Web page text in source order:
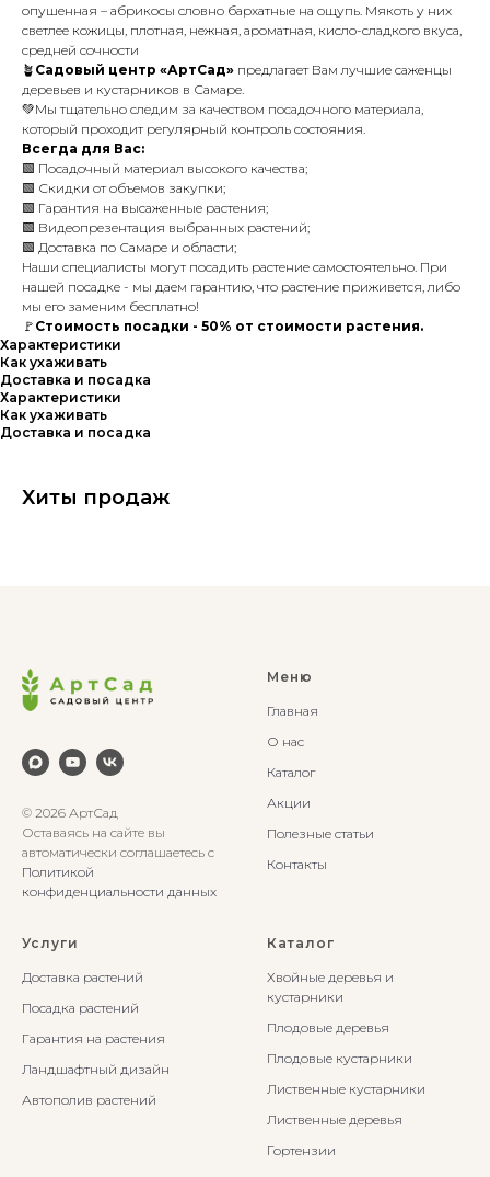
опушенная – абрикосы словно бархатные на ощупь. Мякоть у них
светлее кожицы, плотная, нежная, ароматная, кисло-сладкого вкуса,
средней сочности
🪴 Садовый центр «АртСад» предлагает Вам лучшие саженцы
деревьев и кустарников в Самаре.
💚Мы тщательно следим за качеством посадочного материала,
который проходит регулярный контроль состояния.
Всегда для Вас:
🟩 Посадочный материал высокого качества;
🟩 Скидки от объемов закупки;
🟩 Гарантия на высаженные растения;
🟩 Видеопрезентация выбранных растений;
🟩 Доставка по Самаре и области;
Наши специалисты могут посадить растение самостоятельно. При
нашей посадке - мы даем гарантию, что растение приживется, либо
мы его заменим бесплатно!
🚩 Стоимость посадки - 50% от стоимости растения.
Характеристики
Как ухаживать
Доставка и посадка
Характеристики
Как ухаживать
Доставка и посадка
Хиты продаж
© 2026 АртСад
Оставаясь на сайте вы
автоматически соглашаетесь с
Политикой
конфиденциальности данных
Меню
Главная
О нас
Каталог
Акции
Полезные статьи
Контакты
Услуги
Доставка растений
Посадка растений
Гарантия на растения
Ландшафтный дизайн
Автополив растений
Каталог
Хвойные деревья и
кустарники
Плодовые деревья
Плодовые кустарники
Лиственные кустарники
Лиственные деревья
Гортензии